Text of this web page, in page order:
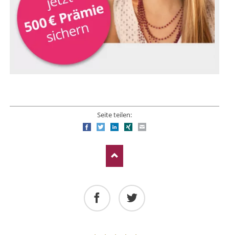
Seite teilen:
FacebookTwitterLinkedIn
Xing